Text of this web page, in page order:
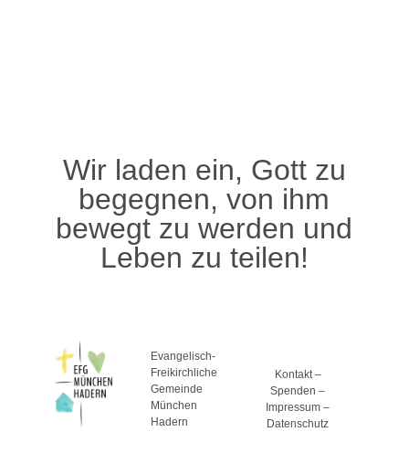
Wir laden ein, Gott zu
begegnen, von ihm
bewegt zu werden und
Leben zu teilen!
Evangelisch-
Freikirchliche
Gemeinde
München
Hadern
Kontakt–
Spenden –
Impressum –
Datenschutz